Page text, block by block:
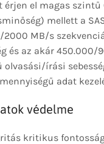
érjen el magas szintű
mellett a
2000 MB/s
és az akár 450.000/
olvasási/írási
adat
védelme
kritikus